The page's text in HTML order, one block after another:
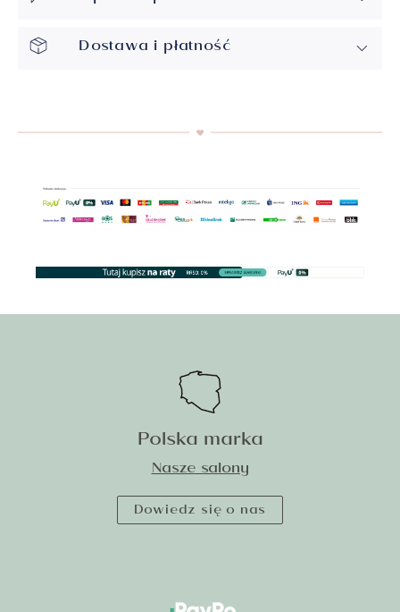
Dostawa i płatność
Polska marka
Nasze salony
Dowiedz się o nas